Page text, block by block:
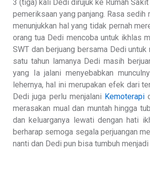
3 (tiga) kali Dedi dirujuk ke Rumah
pemeriksaan yang panjang. Rasa
menunjukkan hal yang tidak pernah
orang tua Dedi mencoba untuk ikhlas
SWT dan berjuang bersama Dedi
satu tahun lamanya Dedi masih
yang Ia jalani menyebabkan
lehernya, hal ini merupakan efek dari
Dedi juga perlu menjalani Kemoterapi
merasakan mual dan muntah hingga
dan keluarganya lewati dengan hati
berharap semoga segala perjuangan
nanti dan Dedi pun bisa tumbuh